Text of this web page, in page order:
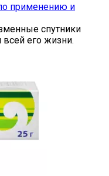
применению и
спутники
его жизни.